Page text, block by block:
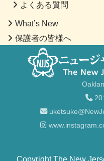
よくある質問
What’s New
保護者の皆様へ